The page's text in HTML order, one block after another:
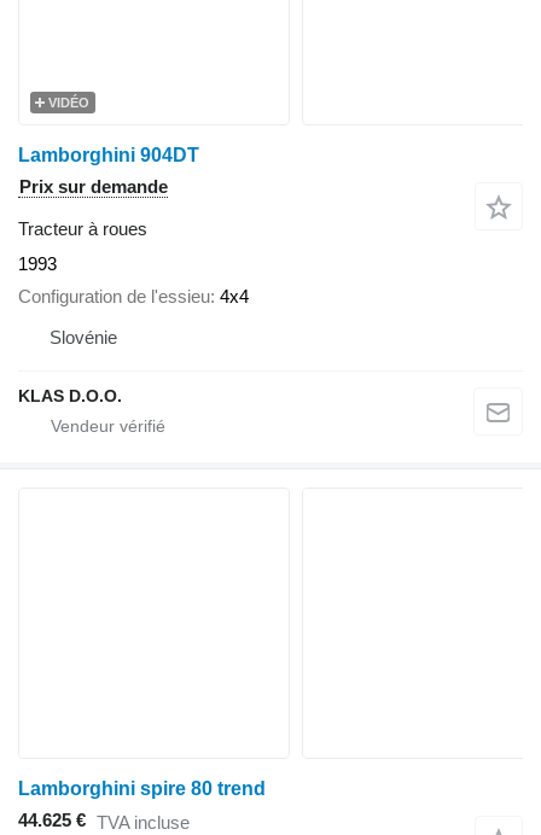
VIDÉO
Lamborghini 904DT
Prix sur demande
Tracteur à roues
1993
Configuration de l'essieu 4x4
Slovénie
KLAS D.O.O.
Lamborghini spire 80 trend
44.625 € TVA incluse